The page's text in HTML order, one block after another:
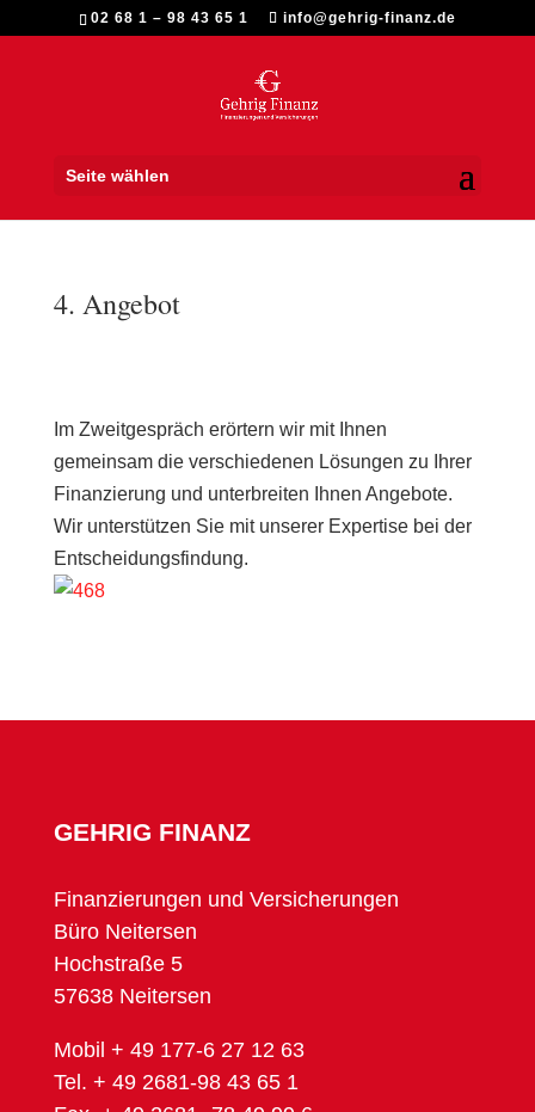
02 68 1 – 98 43 65 1 info@gehrig-finanz.de
Seite wählen
4. Angebot
Im Zweitgespräch erörtern wir mit Ihnen
gemeinsam die verschiedenen Lösungen zu Ihrer
Finanzierung und unterbreiten Ihnen Angebote.
Wir unterstützen Sie mit unserer Expertise bei der
Entscheidungsfindung.
GEHRIG FINANZ
Finanzierungen und Versicherungen
Büro Neitersen
Hochstraße 5
57638 Neitersen
Mobil + 49 177-6 27 12 63
Tel. + 49 2681-98 43 65 1